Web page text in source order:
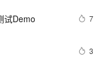
试Demo 7
3